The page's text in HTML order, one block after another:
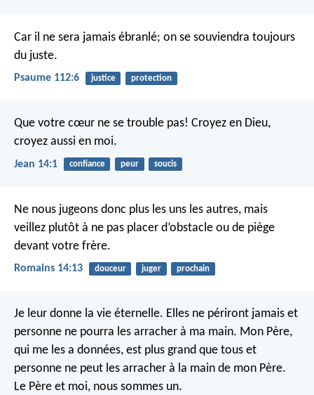
Car il ne sera jamais ébranlé; on se souviendra toujours
du juste.
Psaume 112:6 justice protection
Que votre cœur ne se trouble pas! Croyez en Dieu,
croyez aussi en moi.
Jean 14:1 confiance peur soucis
Ne nous jugeons donc plus les uns les autres, mais
veillez plutôt à ne pas placer d’obstacle ou de piège
devant votre frère.
Romains 14:13 douceur juger prochain
Je leur donne la vie éternelle. Elles ne périront jamais et
personne ne pourra les arracher à ma main. Mon Père,
qui me les a données, est plus grand que tous et
personne ne peut les arracher à la main de mon Père.
Le Père et moi, nous sommes un.